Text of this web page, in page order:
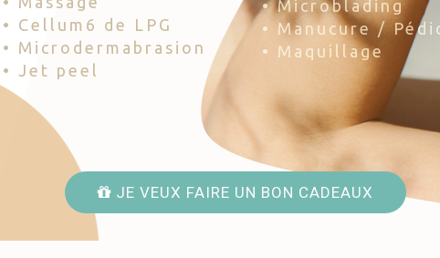
• Cellum6 de LPG
• Microdermabrasion
• Jet peel
• Microblading
• Manucure /
• Maquillage
JE VEUX FAIRE UN BON CADEAUX